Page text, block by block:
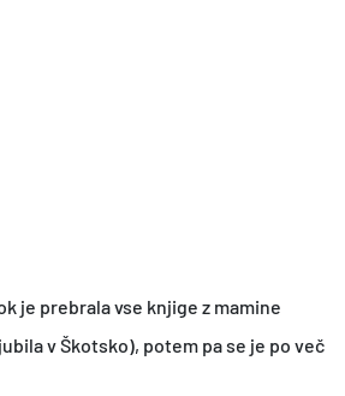
je prebrala vse knjige z mamine
v Škotsko), potem pa se je po več